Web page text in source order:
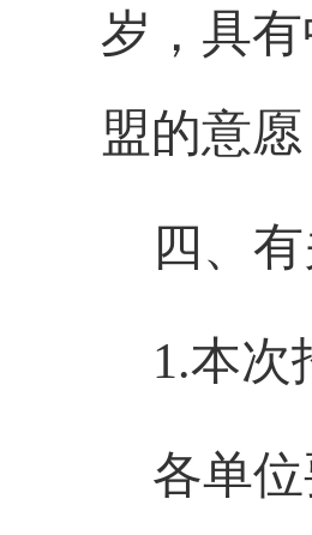
岁，具
盟的意
四、
1.本次
各单